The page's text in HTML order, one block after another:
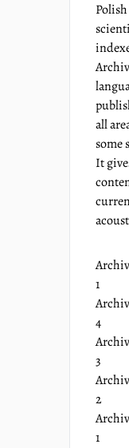
all
some
It
1
4
3
2
1